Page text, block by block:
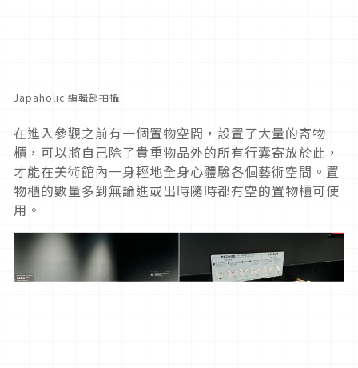
Japaholic 編輯部拍攝
在進入參觀之前有一個置物空間，設置了大量的寄物
櫃，可以將自己除了貴重物品外的所有行囊寄放於此，
才能在美術館內一身輕地全身心體驗各個藝術空間。置
物櫃的數量多到無論進或出時隨時都有空的置物櫃可使
用。